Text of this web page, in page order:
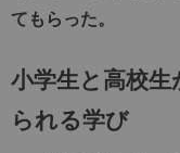
てもらった。
小学生と高校
られる学び